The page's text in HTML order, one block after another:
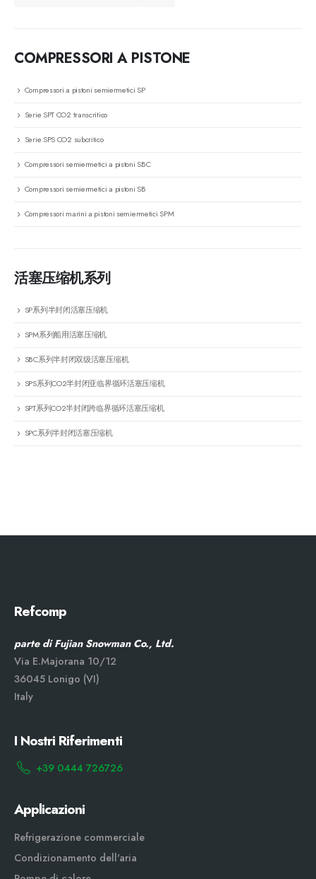
COMPRESSORI A PISTONE
Compressori a pistoni semiermetici SP
Serie SPT CO2 transcritico
Serie SPS CO2 subcritico
Compressori semiermetici a pistoni SBC
Compressori semiermetici a pistoni SB
Compressori marini a pistoni semiermetici SPM
活塞压缩机系列
SP系列半封闭活塞压缩机
SPM系列船用活塞压缩机
SBC系列半封闭双级活塞压缩机
SPS系列CO2半封闭亚临界循环活塞压缩机
SPT系列CO2半封闭跨临界循环活塞压缩机
SPC系列半封闭活塞压缩机
Refcomp
parte di Fujian Snowman Co., Ltd.
Via E.Majorana 10/12
36045 Lonigo (VI)
Italy
I Nostri Riferimenti
+39 0444 726726
Applicazioni
Refrigerazione commerciale
Condizionamento dell'aria